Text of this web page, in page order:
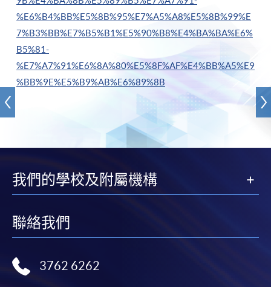
%E6%B4%BB%E5%8B%95%E7%A5%A8%E5%8B%99%E
7%B3%BB%E7%B5%B1%E5%90%B8%E4%BA%BA%E6%
B5%81-
%E7%A7%91%E6%8A%80%E5%8F%AF%E4%BB%A5%E9
%BB%9E%E5%B9%AB%E6%89%8B
我們的學校及附屬機構
聯絡我們
3762 6262